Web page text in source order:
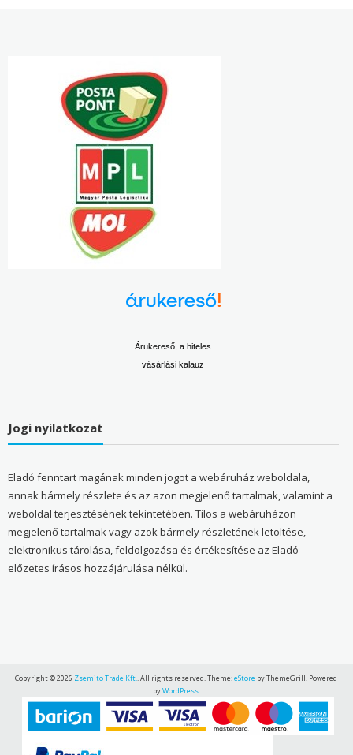
Árukereső, a hiteles
vásárlási kalauz
Jogi nyilatkozat
Eladó fenntart magának minden jogot a webáruház weboldala,
annak bármely részlete és az azon megjelenő tartalmak, valamint a
weboldal terjesztésének tekintetében. Tilos a webáruházon
megjelenő tartalmak vagy azok bármely részletének letöltése,
elektronikus tárolása, feldolgozása és értékesítése az Eladó
előzetes írásos hozzájárulása nélkül.
Copyright © 2026 Zsemito Trade Kft.. All rights reserved. Theme:eStore by ThemeGrill. Powered
byWordPress.